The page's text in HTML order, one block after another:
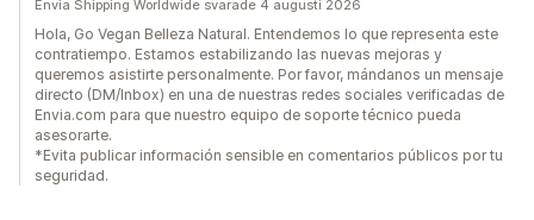
Envia Shipping Worldwide svarade 4 augusti 2026
Hola, Go Vegan Belleza Natural. Entendemos lo que representa este
contratiempo. Estamos estabilizando las nuevas mejoras y
queremos asistirte personalmente. Por favor, mándanos un mensaje
directo (DM/Inbox) en una de nuestras redes sociales verificadas de
Envia.com para que nuestro equipo de soporte técnico pueda
asesorarte.
*Evita publicar información sensible en comentarios públicos por tu
seguridad.